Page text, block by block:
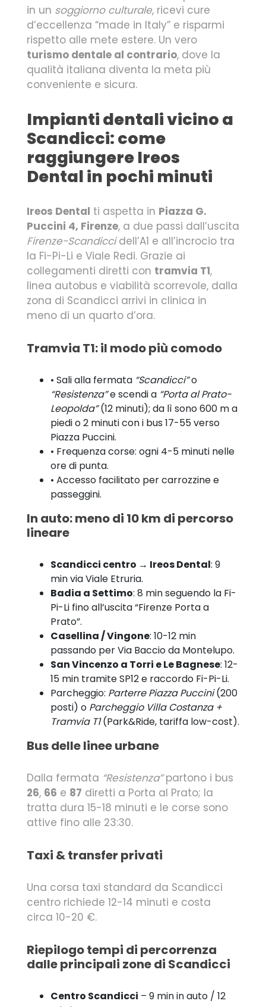
in un soggiorno culturale, ricevi cure
d’eccellenza “made in Italy” e risparmi
rispetto alle mete estere. Un vero
turismo dentale al contrario, dove la
qualità italiana diventa la meta più
conveniente e sicura.
Impianti dentali vicino a
Scandicci: come
raggiungere Ireos
Dental in pochi minuti
Ireos Dental ti aspetta in Piazza G.
Puccini 4, Firenze, a due passi dall’uscita
Firenze-Scandiccidell’A1 e all’incrocio tra
la Fi-Pi-Li e Viale Redi. Grazie ai
collegamenti diretti con tramvia T1,
linea autobus e viabilità scorrevole, dalla
zona di Scandicci arrivi in clinica in
meno di un quarto d’ora.
Tramvia T1: il modo più comodo
• Sali alla fermata “Scandicci”o
“Resistenza”e scendi a “Porta al Prato-
Leopolda”(12 minuti); da lì sono 600 m a
piedi o 2 minuti con i bus 17-55 verso
Piazza Puccini.
• Frequenza corse: ogni 4-5 minuti nelle
ore di punta.
• Accesso facilitato per carrozzine e
passeggini.
In auto: meno di 10 km di percorso
lineare
Scandicci centro → Ireos Dental: 9
min via Viale Etruria.
Badia a Settimo: 8 min seguendo la Fi-
Pi-Li fino all’uscita “Firenze Porta a
Prato”.
Casellina / Vingone: 10-12 min
passando per Via Baccio da Montelupo.
San Vincenzo a Torri e Le Bagnese: 12-
15 min tramite SP12 e raccordo Fi-Pi-Li.
Parcheggio: Parterre Piazza Puccini(200
posti) o Parcheggio Villa Costanza +
Tramvia T1(Park&Ride, tariffa low-cost).
Bus delle linee urbane
Dalla fermata “Resistenza”partono i bus
26, 66 e 87 diretti a Porta al Prato; la
tratta dura 15-18 minuti e le corse sono
attive fino alle 23:30.
Taxi & transfer privati
Una corsa taxi standard da Scandicci
centro richiede 12-14 minuti e costa
circa 10-20 €.
Riepilogo tempi di percorrenza
dalle principali zone di Scandicci
Centro Scandicci – 9 min in auto / 12